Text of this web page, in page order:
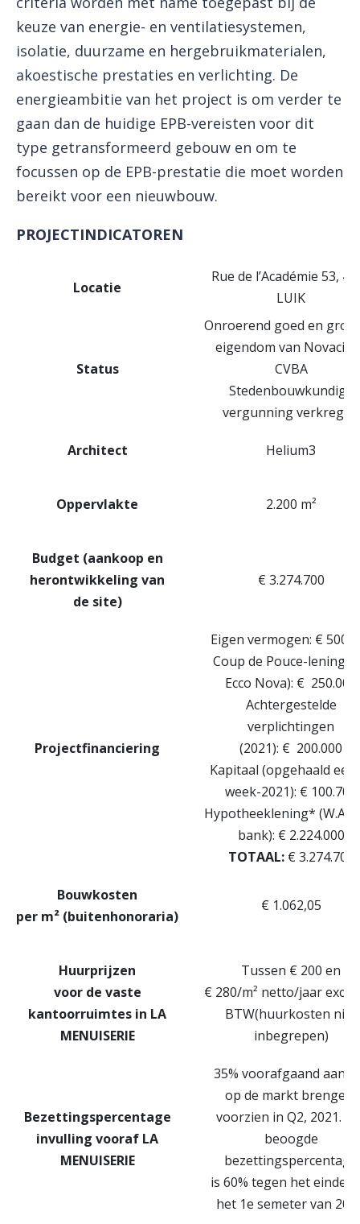
keuze van energie- en ventilatiesystemen,
isolatie, duurzame en hergebruikmaterialen,
akoestische prestaties en verlichting. De
energieambitie van het project is om verder te
gaan dan de huidige EPB-vereisten voor dit
type getransformeerd gebouw en om te
focussen op de EPB-prestatie die moet worden
bereikt voor een nieuwbouw.
PROJECTINDICATOREN
Locatie
Rue de l’Académie 53,
LUIK
Status
Onroerend goed en
eigendom van
CVBA
Stedenbouwkundige
vergunning verkregen
Architect Helium3
Oppervlakte 2.200 m²
Budget (aankoop en
herontwikkeling van
de site)
€ 3.274.700
Projectfinanciering
Eigen vermogen: €
Coup de Pouce-lening
Ecco Nova): € 250.000
Achtergestelde
verplichtingen
(2021): € 200.000
Kapitaal (opgehaald
week-2021): € 100.700
Hypotheeklening*
bank): € 2.224.000
TOTAAL:€ 3.274.700
Bouwkosten
per m² (buitenhonoraria)
€ 1.062,05
Huurprijzen
voorde vaste
kantoorruimtes in LA
MENUISERIE
Tussen € 200 en
€ 280/m² netto/jaar
BTW(huurkosten niet
inbegrepen)
Bezettingspercentage
invulling vooraf LA
MENUISERIE
35% voorafgaand aan
op de markt brengen,
voorzien in Q2, 2021.
beoogde
bezettingspercentage
is 60% tegen het einde
het 1e semeter van